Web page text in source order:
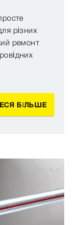
різних
ремонт
БІЛЬШЕ